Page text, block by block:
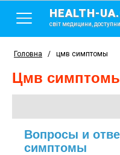
HEALTH-
світ медицини,
Головна / цмв симптомы
цмв
Вопросы и
симптомы